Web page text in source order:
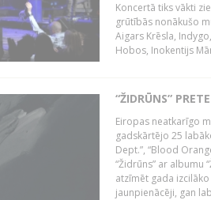
Koncertā tiks vākti
grūtībās nonākušo
Aigars Krēsla,
Hobos, Inokentijs
“ŽIDRŪNS”
Eiropas neatkarīgo
gadskārtējo 25
Dept.”, “Blood
“Židrūns” ar albumu
atzīmēt gada
jaunpienācēji, gan